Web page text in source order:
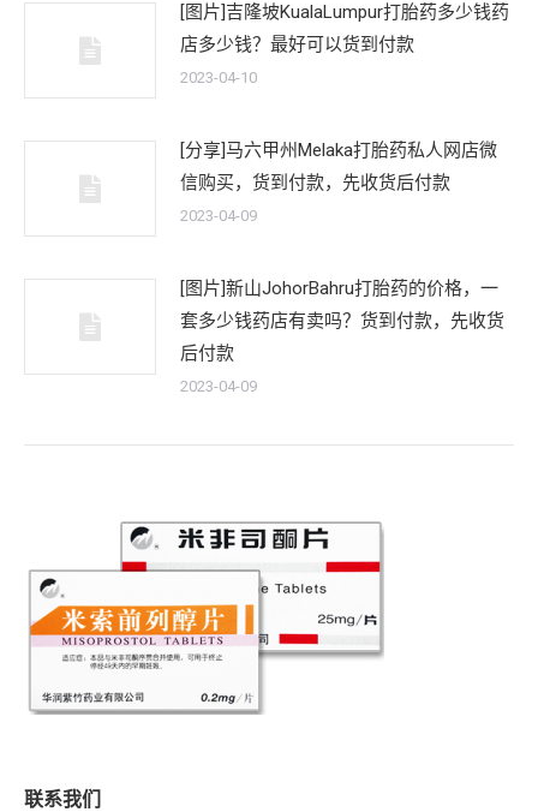
[图片]吉隆坡KualaLumpur打胎药多少钱药
店多少钱？最好可以货到付款
2023-04-10
[分享]马六甲州Melaka打胎药私人网店微
信购买，货到付款，先收货后付款
2023-04-09
[图片]新山JohorBahru打胎药的价格，一
套多少钱药店有卖吗？货到付款，先收货
后付款
2023-04-09
联系我们